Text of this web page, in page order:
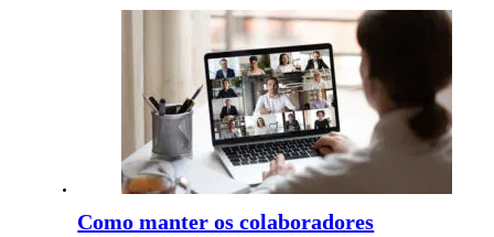
Como manter os colaboradores